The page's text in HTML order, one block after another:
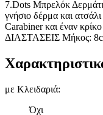
7.Dots Μπρελόκ
γνήσιο δέρμα και
Carabiner και έναν κρίκο
ΔΙΑΣΤΑΣΕΙΣ Μήκος:
με Κλειδαριά:
Όχι